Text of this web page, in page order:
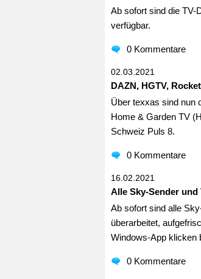
Ab sofort sind die TV-
verfügbar.
0 Kommentare
02.03.2021
DAZN, HGTV,
Über texxas sind nun
Home & Garden TV
Schweiz Puls 8.
0 Kommentare
16.02.2021
Alle Sky-Sender
Ab sofort sind alle
überarbeitet,
Windows-App klicken
0 Kommentare